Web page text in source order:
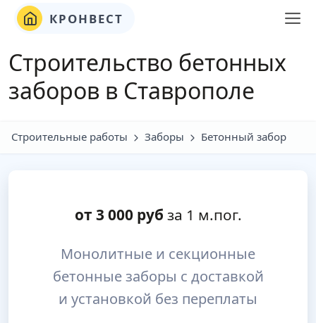
КРОНВЕСТ
Строительство бетонных
заборов в Ставрополе
Строительные работы Заборы Бетонный забор
от 3 000руб за 1 м.пог.
Монолитные и секционные
бетонные заборы с доставкой
и установкой без переплаты